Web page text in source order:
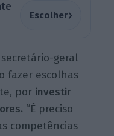
Escolher›
geral
fazer escolhas
por investir
“É preciso
competências